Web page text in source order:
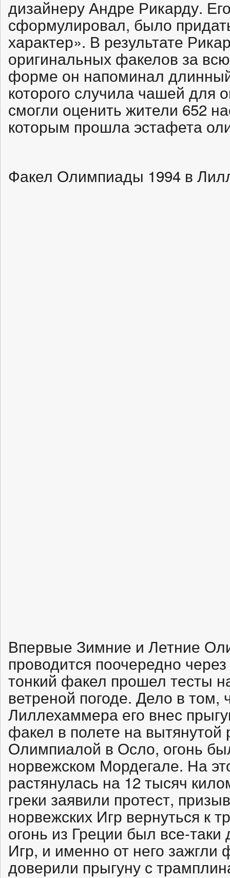
дизайнеру Андре Рикарду.
сформулировал, было
характер». В результате
оригинальных факелов за
форме он напоминал
которого случила чашей для
смогли оценить жители 652
которым прошла эстафета
Факел Олимпиады 1994 в
Впервые Зимние и Летние
проводится поочередно
тонкий факел прошел тесты
ветреной погоде. Дело в том,
Лиллехаммера его внес
факел в полете на вытянутой
Олимпиалой в Осло, огонь
норвежском Мордегале. На
растянулась на 12 тысяч
греки заявили протест,
норвежских Игр вернуться к
огонь из Греции был все-
Игр, и именно от него зажгли
доверили прыгуну с